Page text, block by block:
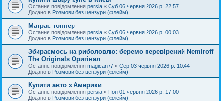
Останнє повідомлення persia « Суб 06 червня 2026 р. 22:57
Додано в Розмови без цензури (флейм)
Матрас топпер
Останнє повідомлення persia « Суб 06 червня 2026 р. 00:03
Додано в Розмови без цензури (флейм)
Збираємось на риболовлю: беремо перевірений Nemiroff
The Originals Оригінал
Останнє повідомлення magican77 « Сер 03 червня 2026 р. 10:44
Додано в Розмови без цензури (флейм)
Купити авто з Америки
Останнє повідомлення persia « Пон 01 червня 2026 р. 17:00
Додано в Розмови без цензури (флейм)